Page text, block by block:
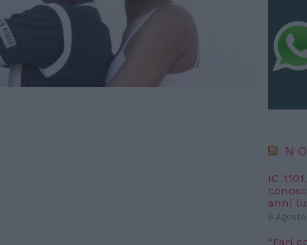
IC
anni
6
“Fari